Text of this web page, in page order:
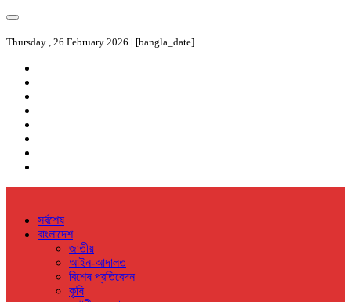
Thursday , 26 February 2026 | [bangla_date]
সর্বশেষ
বাংলাদেশ
জাতীয়
আইন-আদালত
বিশেষ প্রতিবেদন
কৃষি